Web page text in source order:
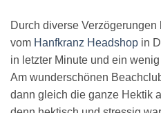
Durch diverse
vom Hanfkranz Headshop in
in letzter Minute und ein
Am wunderschönen
dann gleich die ganze Hektik